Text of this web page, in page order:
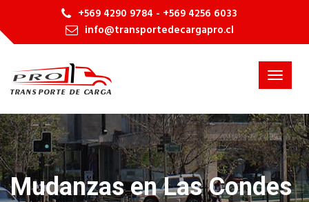
+569 4290 9784 - +569 4256 6033
info@transportedecargapro.cl
Toggle
Mudanzas en Las Condes